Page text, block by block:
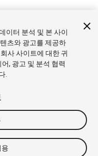
2023.2
포럼 에셋 스토어
침 쿠키
내 개인정보 판
이터 분석 및 본 사이
츠와 광고를 제공하
사 사이트에 대한 귀
, 광고 및 분석 협력
.
용